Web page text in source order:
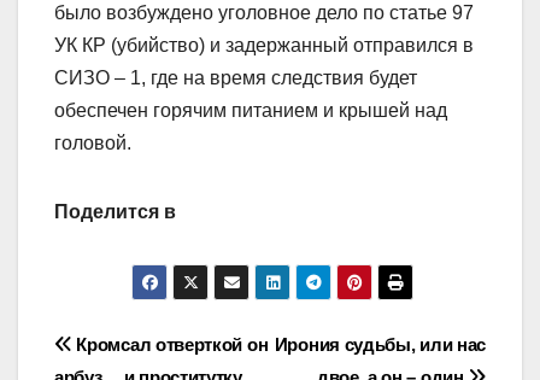
было возбуждено уголовное дело по статье 97
УК КР (убийство) и задержанный отправился в
СИЗО – 1, где на время следствия будет
обеспечен горячим питанием и крышей над
головой.
Поделится в
Навигация
Ирония судьбы, или нас
Кромсал отверткой он